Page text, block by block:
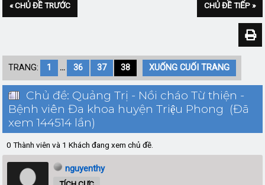
« CHỦ ĐỀ TRƯỚC CHỦ ĐỀ TIẾP »
TRANG: 1 ... 36 37 38 XUỐNG CUỐI TRANG
Chủ đề: Quảng Trị - Nồi cháo Từ thiện -
Bệnh viên Đa khoa huyện Triệu Phong (Đã
xem 144514 lần)
0 Thành viên và 1 Khách đang xem chủ đề.
nguyenthy